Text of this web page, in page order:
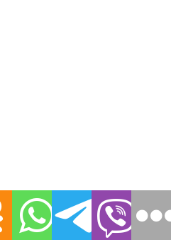
с нашими Условиями
с тем, что информационно-